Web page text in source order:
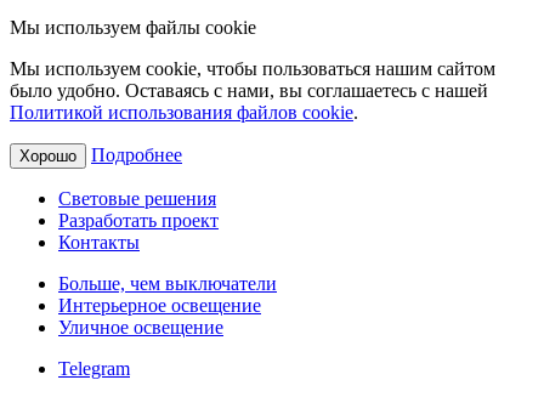
Мы используем файлы cookie
Мы используем cookie, чтобы пользоваться нашим сайтом
было удобно. Оставаясь с нами, вы соглашаетесь с нашей
Политикой использования файлов cookie.
Хорошо Подробнее
Световые решения
Разработать проект
Контакты
Больше, чем выключатели
Интерьерное освещение
Уличное освещение
Telegram